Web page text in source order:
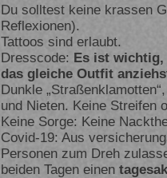
Du solltest keine krassen
Reflexionen).
Tattoos sind erlaubt.
Dresscode: Es ist wichtig,
das gleiche Outfit
Dunkle
und Nieten. Keine Streifen
Keine Sorge: Keine
Covid-19: Aus
Personen zum Dreh
beiden Tagen einen